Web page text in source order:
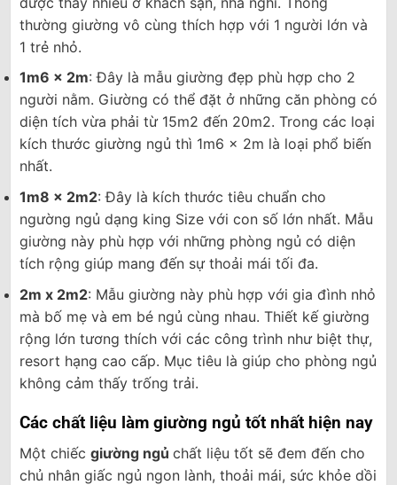
thường giường vô cùng thích hợp với 1 người lớn và
1 trẻ nhỏ.
1m6 x 2m: Đây là mẫu giường đẹp phù hợp cho 2
người nằm. Giường có thể đặt ở những căn phòng có
diện tích vừa phải từ 15m2 đến 20m2. Trong các loại
kích thước giường ngủ thì 1m6 x 2m là loại phổ biến
nhất.
1m8 x 2m2: Đây là kích thước tiêu chuẩn cho
ngường ngủ dạng king Size với con số lớn nhất. Mẫu
giường này phù hợp với những phòng ngủ có diện
tích rộng giúp mang đến sự thoải mái tối đa.
2m x 2m2: Mẫu giường này phù hợp với gia đình nhỏ
mà bố mẹ và em bé ngủ cùng nhau. Thiết kế giường
rộng lớn tương thích với các công trình như biệt thự,
resort hạng cao cấp. Mục tiêu là giúp cho phòng ngủ
không cảm thấy trống trải.
Các chất liệu làm giường ngủ tốt nhất hiện nay
Một chiếc giường ngủ chất liệu tốt sẽ đem đến cho
chủ nhân giấc ngủ ngon lành, thoải mái, sức khỏe dồi